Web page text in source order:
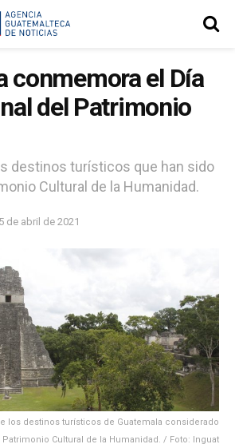
conmemora el Día
del Patrimonio
destinos turísticos que han sido
Cultural de la Humanidad.
de abril de 2021
los destinos turísticos de Guatemala considerado
Patrimonio Cultural de la Humanidad. / Foto: Inguat